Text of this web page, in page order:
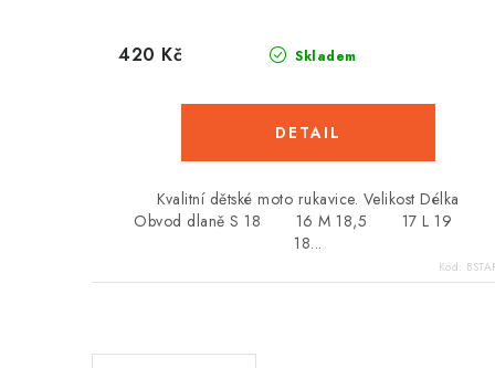
Skladem
420 Kč
Kvalitní dětské moto rukavice. Velikost Délka
Obvod dlaně S 18 16 M 18,5 17 L 19
18...
Kód: